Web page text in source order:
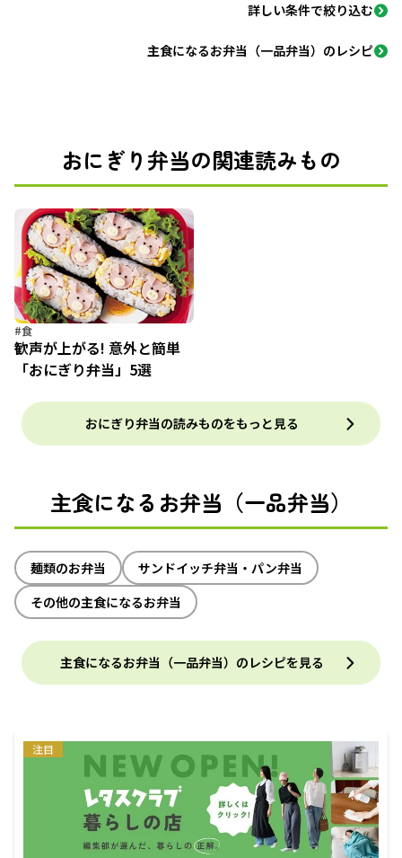
詳しい条件で絞り込む
主食になるお弁当（一品弁当）のレシピ
おにぎり弁当の関連読みもの
#食
歓声が上がる! 意外と簡単
「おにぎり弁当」5選
おにぎり弁当の読みものをもっと見る
主食になるお弁当（一品弁当）
麺類のお弁当
サンドイッチ弁当・パン弁当
その他の主食になるお弁当
主食になるお弁当（一品弁当）のレシピを見る
注目